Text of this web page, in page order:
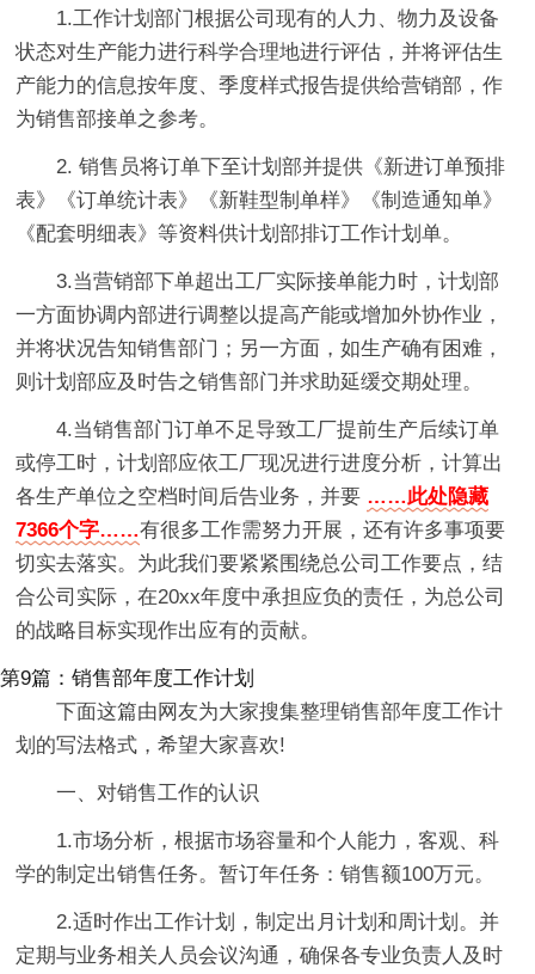
1.工作计划部门根据公司现有的人力、物力及设备
状态对生产能力进行科学合理地进行评估，并将评估生
产能力的信息按年度、季度样式报告提供给营销部，作
为销售部接单之参考。
2. 销售员将订单下至计划部并提供《新进订单预排
表》《订单统计表》《新鞋型制单样》《制造通知单》
《配套明细表》等资料供计划部排订工作计划单。
3.当营销部下单超出工厂实际接单能力时，计划部
一方面协调内部进行调整以提高产能或增加外协作业，
并将状况告知销售部门；另一方面，如生产确有困难，
则计划部应及时告之销售部门并求助延缓交期处理。
4.当销售部门订单不足导致工厂提前生产后续订单
或停工时，计划部应依工厂现况进行进度分析，计算出
各生产单位之空档时间后告业务，并要 ……此处隐藏
7366个字……有很多工作需努力开展，还有许多事项要
切实去落实。为此我们要紧紧围绕总公司工作要点，结
合公司实际，在20xx年度中承担应负的责任，为总公司
的战略目标实现作出应有的贡献。
第9篇：销售部年度工作计划
下面这篇由网友为大家搜集整理销售部年度工作计
划的写法格式，希望大家喜欢!
一、对销售工作的认识
1.市场分析，根据市场容量和个人能力，客观、科
学的制定出销售任务。暂订年任务：销售额100万元。
2.适时作出工作计划，制定出月计划和周计划。并
定期与业务相关人员会议沟通，确保各专业负责人及时